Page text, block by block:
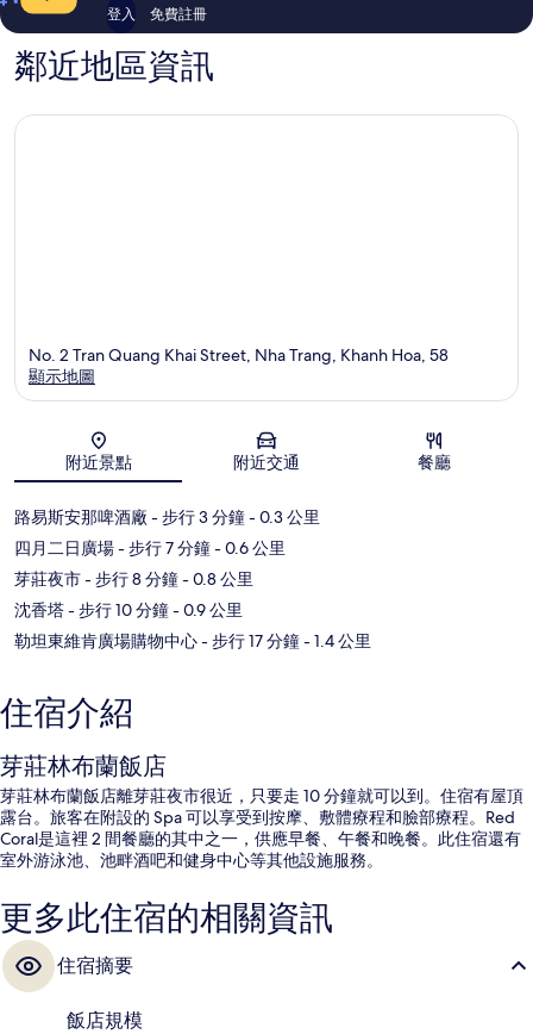
登入 免費註冊
鄰近地區資訊
地圖
No. 2 Tran Quang Khai Street, Nha Trang, Khanh Hoa, 58
顯示地圖
附近景點 附近交通 餐廳
路易斯安那啤酒廠 - 步行 3 分鐘- 0.3 公里
四月二日廣場- 步行 7 分鐘- 0.6 公里
芽莊夜市- 步行 8 分鐘- 0.8 公里
沈香塔- 步行 10 分鐘- 0.9 公里
勒坦東維肯廣場購物中心- 步行 17 分鐘- 1.4 公里
住宿介紹
芽莊林布蘭飯店
芽莊林布蘭飯店離芽莊夜市很近，只要走 10 分鐘就可以到。住宿有屋頂
露台。旅客在附設的 Spa 可以享受到按摩、敷體療程和臉部療程。Red
Coral是這裡 2 間餐廳的其中之一，供應早餐、午餐和晚餐。此住宿還有
室外游泳池、池畔酒吧和健身中心等其他設施服務。
更多此住宿的相關資訊
住宿摘要
飯店規模